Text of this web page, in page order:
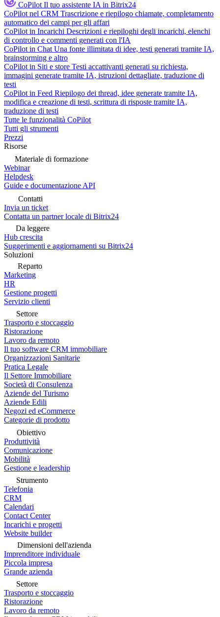
CoPilot Il tuo assistente IA in Bitrix24
CoPilot nel CRM Trascrizione e riepilogo chiamate, completamento
automatico dei campi per gli affari
CoPilot in Incarichi Descrizioni e riepiloghi degli incarichi, elenchi
di controllo e commenti generati con l'IA
CoPilot in Chat Una fonte illimitata di idee, testi generati tramite IA,
brainstorming e altro
CoPilot in Siti e store Testi accattivanti generati su richiesta,
immagini generate tramite IA, istruzioni dettagliate, traduzione di
testi
CoPilot in Feed Riepilogo dei thread, idee generate tramite IA,
modifica e creazione di testi, scrittura di risposte tramite IA,
traduzione di testi
Tutte le funzionalità CoPilot
Tutti gli strumenti
Prezzi
Risorse
Materiale di formazione
Webinar
Helpdesk
Guide e documentazione API
Contatti
Invia un ticket
Contatta un partner locale di Bitrix24
Da leggere
Hub crescita
Suggerimenti e aggiornamenti su Bitrix24
Soluzioni
Reparto
Marketing
HR
Gestione progetti
Servizio clienti
Settore
Trasporto e stoccaggio
Ristorazione
Lavoro da remoto
Il tuo software CRM immobiliare
Organizzazioni Sanitarie
Pratica Legale
Il Settore Immobiliare
Società di Consulenza
Aziende del Turismo
Aziende Edili
Negozi ed eCommerce
Categorie di prodotto
Obiettivo
Produttività
Comunicazione
Mobilità
Gestione e leadership
Strumento
Telefonia
CRM
Calendari
Contact Center
Incarichi e progetti
Website builder
Dimensioni dell'azienda
Imprenditore individuale
Piccola impresa
Grande azienda
Settore
Trasporto e stoccaggio
Ristorazione
Lavoro da remoto